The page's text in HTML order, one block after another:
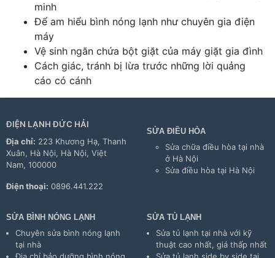
minh
Để am hiểu bình nóng lạnh như chuyên gia điện
máy
Vệ sinh ngăn chứa bột giặt của máy giặt gia đình
Cách giác, tránh bị lừa trước những lời quảng
cáo có cánh
ĐIỆN LẠNH ĐỨC HẢI
Địa chỉ: 223 Khương Hạ, Thanh
Xuân, Hà Nội, Hà Nội, Việt
Nam, 100000
Điện thoại: 0896.441.222
SỬA ĐIỀU HÒA
Sửa chữa điều hòa tại nhà
ở Hà Nội
Sửa điều hòa tại Hà Nội
SỬA BÌNH NÓNG LẠNH
Chuyên sửa bình nóng lạnh
tại nhà
SỬA TỦ LẠNH
Sửa tủ lạnh tại nhà với kỹ
thuật cao nhất, giá thấp nhất